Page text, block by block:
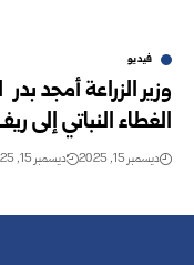
فيديو
وزير الزراعة أمجد
الغطاء النباتي إلى
ديسمبر 15, 2025 ديسمبر 15, 2025